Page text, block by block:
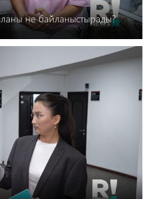
не байланыстырады?